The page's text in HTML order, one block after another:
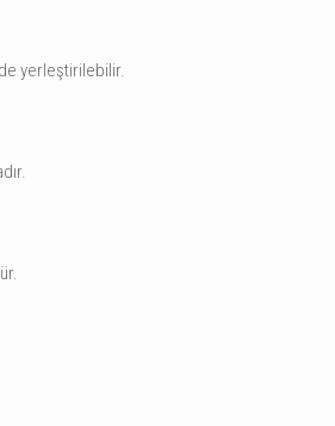
yerleştirilebilir.